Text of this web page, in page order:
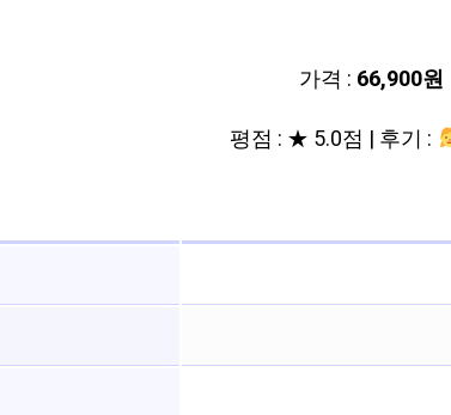
가격 : 66,900원
평점 : ★ 5.0점 | 후기 :